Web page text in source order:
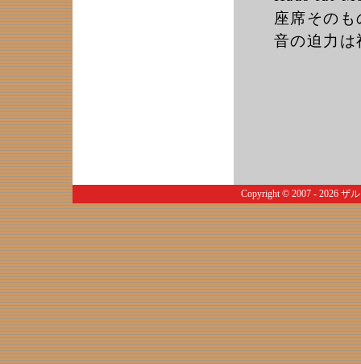
座席その
音の迫力は
Copyright © 2007 - 2026 ザ